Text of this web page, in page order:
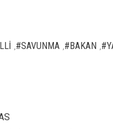
#SAVUNMA #BAKAN